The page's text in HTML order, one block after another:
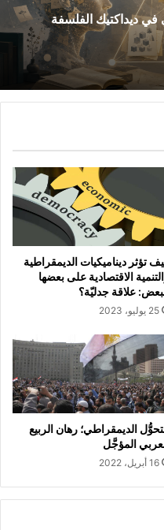
في ديداكتيك الفلسفة
تؤثر ديناميكيات الديمقراطية
الاقتصادية على بعضها
علاقة جدليّة؟
25 يوليو، 2023
الديمقراطي؛ رهان الربيع
المؤجَّل
16 أبريل، 2022